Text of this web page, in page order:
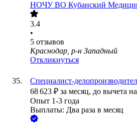
НОЧУ ВО Кубанский
3.4
•
5 отзывов
Краснодар, р-н Западный
Откликнуться
Специалист-
68 623 ₽ за месяц, до вычета
Опыт 1-3 года
Выплаты: Два раза в месяц